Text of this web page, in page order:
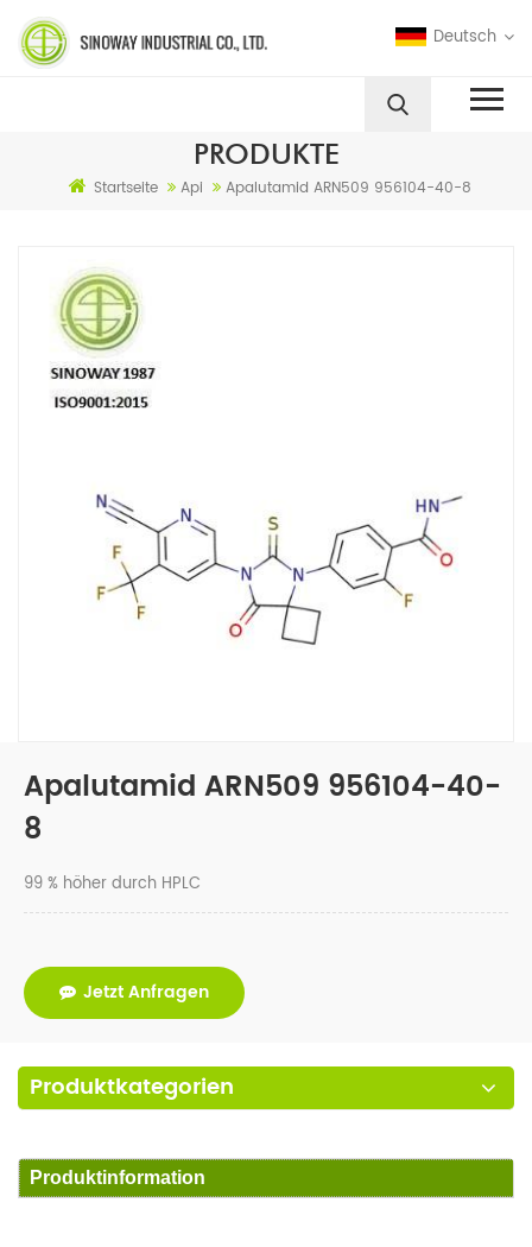
Deutsch
PRODUKTE
Startseite Api Apalutamid ARN509 956104-40-8
Apalutamid ARN509 956104-40-
8
99 % höher durch HPLC
Jetzt Anfragen
Produktkategorien
Produktinformation